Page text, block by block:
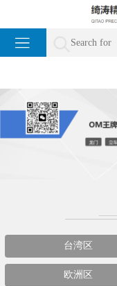
台湾区
欧洲区